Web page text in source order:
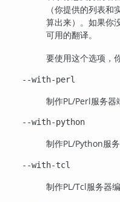
（你提供的列表
算出来）。如果你
可用的翻译。
要使用这个选项，
--with-perl
制作PL/Perl服务器
--with-python
制作PL/Python服
--with-tcl
制作PL/Tcl服务器